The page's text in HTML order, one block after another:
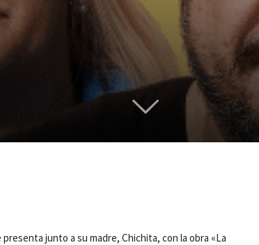
junto a su madre, Chichita, con la obra «La